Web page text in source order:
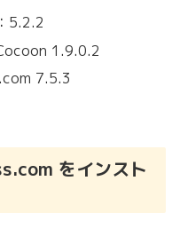
5.2.2
1.9.0.2
7.5.3
をインスト